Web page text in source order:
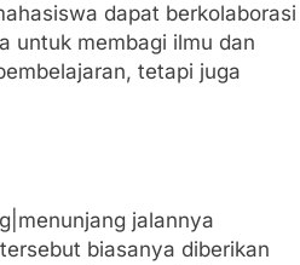
dapat berkolaborasi
untuk membagi ilmu dan
tetapi juga
jalannya
biasanya diberikan